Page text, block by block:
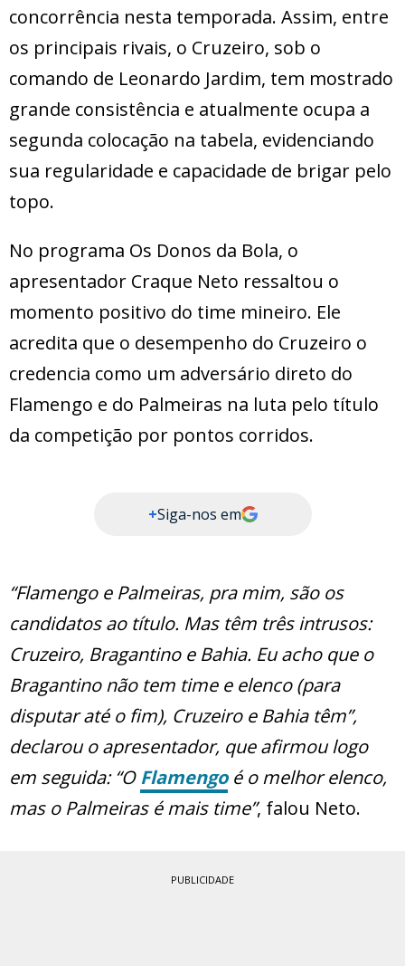
concorrência nesta temporada. Assim, entre
os principais rivais, o Cruzeiro, sob o
comando de Leonardo Jardim, tem mostrado
grande consistência e atualmente ocupa a
segunda colocação na tabela, evidenciando
sua regularidade e capacidade de brigar pelo
topo.
No programa Os Donos da Bola, o
apresentador Craque Neto ressaltou o
momento positivo do time mineiro. Ele
acredita que o desempenho do Cruzeiro o
credencia como um adversário direto do
Flamengo e do Palmeiras na luta pelo título
da competição por pontos corridos.
+Siga-nos em
“Flamengo e Palmeiras, pra mim, são os
candidatos ao título. Mas têm três intrusos:
Cruzeiro, Bragantino e Bahia. Eu acho que o
Bragantino não tem time e elenco (para
disputar até o fim), Cruzeiro e Bahia têm”,
declarou o apresentador, que afirmou logo
em seguida: “O Flamengoé o melhor elenco,
mas o Palmeiras é mais time”, falou Neto.
PUBLICIDADE